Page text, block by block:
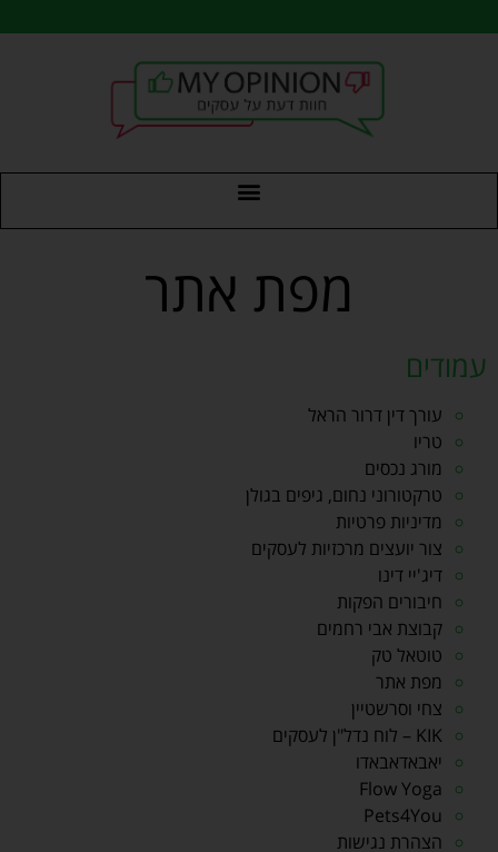
מפת אתר
עמודים
עורך דין דרור הראל
טריו
מורג נכסים
טרקטורוני נחום, גיפים בגולן
מדיניות פרטיות
צור יועצים מרכזיות לעסקים
דיג'יי דינו
חיבורים הפקות
קבוצת אבי רחמים
טוטאל טק
מפת אתר
צחי וסרשטיין
KIK – לוח נדל"ן לעסקים
יאבאדאבאדו
Flow Yoga
Pets4You
הצהרת נגישות